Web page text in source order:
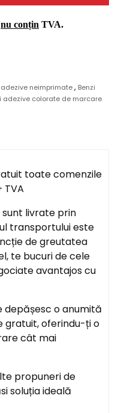
nu conțin TVA.
adezive neimprimate, Benzi
adezive colorate de marcare
toate comenzile
TVA
livrate prin
transportului este
de greutatea
te bucuri de cele
avantajos cu
depășesc o anumită
gratuit, oferindu-ți o
cât mai
propuneri de
soluția ideală